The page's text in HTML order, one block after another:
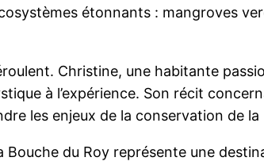
étonnants : mangroves
Christine, une habitante
à l’expérience. Son récit
les enjeux de la conservation de
du Roy représente une